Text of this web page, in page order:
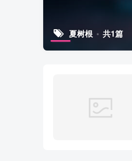
夏树根 共1篇